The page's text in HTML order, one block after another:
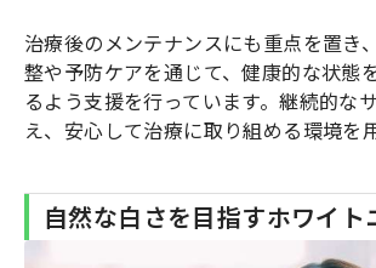
治療後のメンテナンスにも重点を置き
整や予防ケアを通じて、健康的な状態
るよう支援を行っています。継続的な
え、安心して治療に取り組める環境を
自然な白さを目指すホワイト